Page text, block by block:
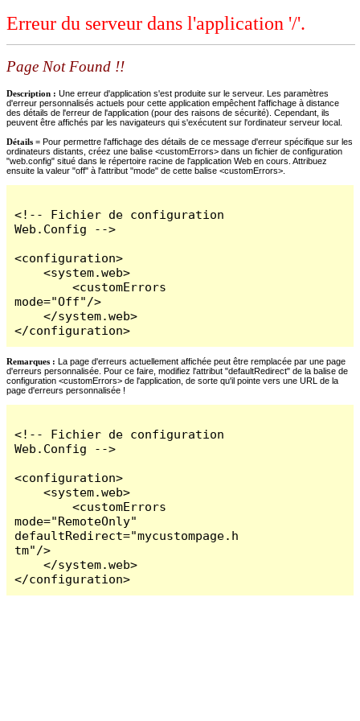
Erreur du serveur dans l'application '/'.
Page Not Found !!
Description : Une erreur d'application s'est produite sur le serveur. Les paramètres
d'erreur personnalisés actuels pour cette application empêchent l'affichage à distance
des détails de l'erreur de l'application (pour des raisons de sécurité). Cependant, ils
peuvent être affichés par les navigateurs qui s'exécutent sur l'ordinateur serveur local.
Détails = Pour permettre l'affichage des détails de ce message d'erreur spécifique sur les
ordinateurs distants, créez une balise <customErrors> dans un fichier de configuration
"web.config" situé dans le répertoire racine de l'application Web en cours. Attribuez
ensuite la valeur "off" à l'attribut "mode" de cette balise <customErrors>.
<!-- Fichier de configuration
Web.Config -->
<configuration>
    <system.web>
        <customErrors
mode="Off"/>
    </system.web>
</configuration>
Remarques : La page d'erreurs actuellement affichée peut être remplacée par une page
d'erreurs personnalisée. Pour ce faire, modifiez l'attribut "defaultRedirect" de la balise de
configuration <customErrors> de l'application, de sorte qu'il pointe vers une URL de la
page d'erreurs personnalisée !
<!-- Fichier de configuration
Web.Config -->
<configuration>
    <system.web>
        <customErrors
mode="RemoteOnly"
defaultRedirect="mycustompage.h
tm"/>
    </system.web>
</configuration>